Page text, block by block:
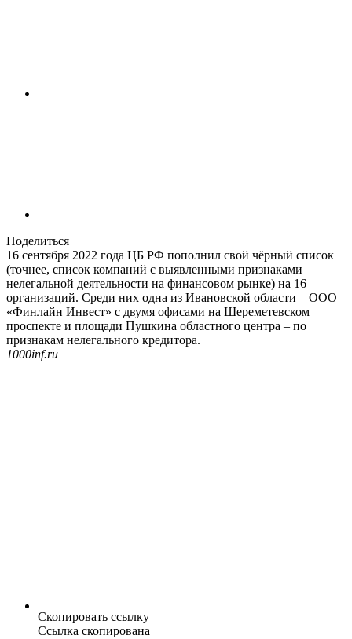
Поделиться
16 сентября 2022 года ЦБ РФ пополнил свой чёрный список
(точнее, список компаний с выявленными признаками
нелегальной деятельности на финансовом рынке) на 16
организаций. Среди них одна из Ивановской области – ООО
«Финлайн Инвест» с двумя офисами на Шереметевском
проспекте и площади Пушкина областного центра – по
признакам нелегального кредитора.
1000inf.ru
Скопировать ссылку
Ссылка скопирована